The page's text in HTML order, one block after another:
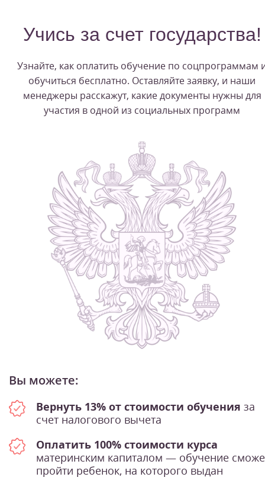
Учись за счет государства!
Узнайте, как оплатить обучение по соцпрограммам
обучиться бесплатно. Оставляйте заявку, и наши
менеджеры расскажут, какие документы нужны для
участия в одной из социальных программ
Вы можете:
Вернуть 13% от стоимости обучения за
счет налогового вычета
Оплатить 100% стоимости курса
материнским капиталом — обучение
пройти ребенок, на которого выдан